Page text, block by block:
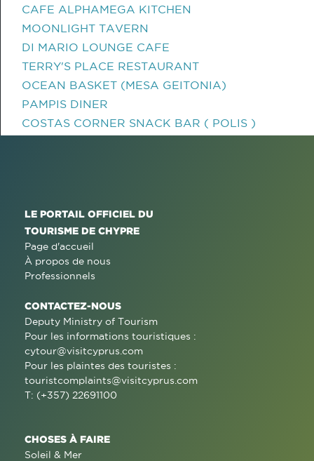
CAFE ALPHAMEGA KITCHEN
MOONLIGHT TAVERN
DI MARIO LOUNGE CAFE
TERRY'S PLACE RESTAURANT
OCEAN BASKET (MESA GEITONIA)
PAMPIS DINER
COSTAS CORNER SNACK BAR ( POLIS )
LE PORTAIL OFFICIEL DU
TOURISME DE CHYPRE
Page d'accueil
À propos de nous
Professionnels
CONTACTEZ-NOUS
Deputy Ministry of Tourism
Pour les informations touristiques :
cytour@visitcyprus.com
Pour les plaintes des touristes :
touristcomplaints@visitcyprus.com
T: (+357) 22691100
CHOSES À FAIRE
Soleil & Mer